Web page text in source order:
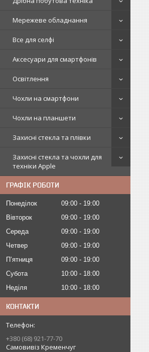
Мережеве обладнання
Все для селфі
Аксесуари для смартфонів
Освітлення
Чохли на смартфони
Чохли на планшети
Захисні стекла та плівки
Захисні стекла та чохли для
техніки Apple
ГРАФІК РОБОТИ
Понеділок 09:00
19:00
Вівторок
09:00
19:00
Середа
09:00
19:00
Четвер
09:00
19:00
Пʼятниця
09:00
19:00
Субота
10:00
18:00
Неділя
10:00 18:00
КОНТАКТИ
+380 (68) 921-77-70
Самовивіз Кременчуг